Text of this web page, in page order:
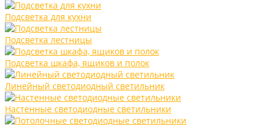
Подсветка для кухни
Подсветка лестницы
Подсветка шкафа, ящиков и полок
Линейный светодиодный светильник
Настенные светодиодные светильники